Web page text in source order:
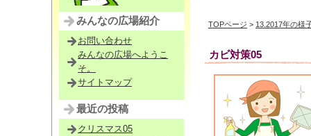
TOPページ > 13.2017年の様
カビ対策05
みんなの広場紹介
お問い合わせ
みんなの広場へようこ
そ。
サイトマップ
最近の投稿
クリスマス05